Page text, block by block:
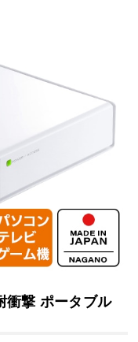
衝撃 ポータブル